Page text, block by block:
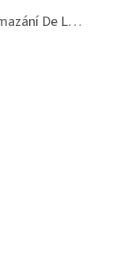
Priessnitz Kloubní mazání De Luxe, 200ml
5 hvězdiček.